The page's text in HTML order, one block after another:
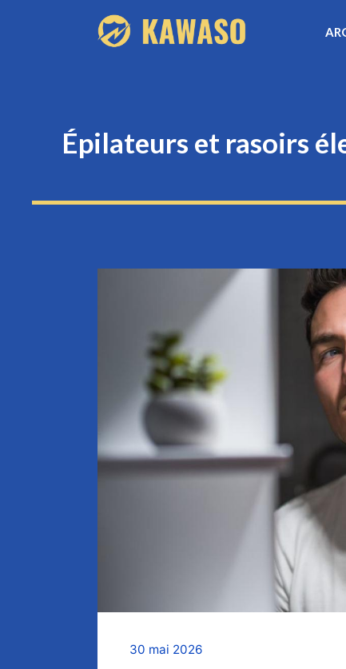
Épilateurs et rasoirs
30 mai 2026